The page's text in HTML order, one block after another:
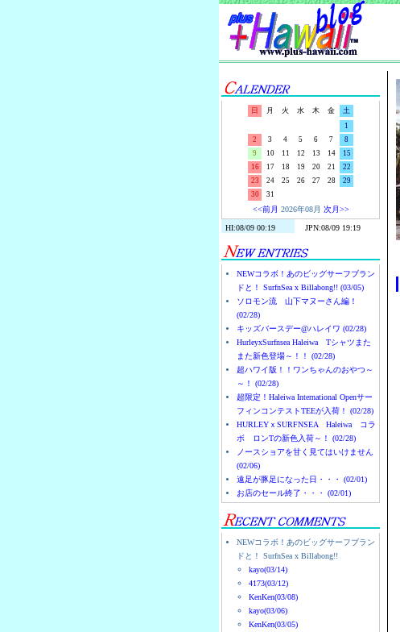
日 月 火 水 木 金
土
1
2
3 4 5 6 7
8
9
10 11 12 13 14
15
16
17 18 19 20 21
22
23
24 25 26 27 28
29
30
31
<<前月 2026年08月 次月>>
NEWコラボ！あのビッグサーフブラン
ドと！ SurfnSea x Billabong!! (03/05)
ソロモン流 山下マヌーさん編！
(02/28)
キッズバースデー@ハレイワ (02/28)
HurleyxSurfnsea Haleiwa Tシャツまた
また新色登場～！！ (02/28)
超ハワイ版！！ワンちゃんのおやつ～
～！ (02/28)
超限定！Haleiwa International Openサー
フィンコンテストTEEが入荷！ (02/28)
HURLEYｘSURFNSEA Haleiwa コラ
ボ ロンTの新色入荷～！ (02/28)
ノースショアを甘く見てはいけません
(02/06)
遠足が豚足になった日・・・ (02/01)
お店のセール終了・・・ (02/01)
NEWコラボ！あのビッグサーフブラン
ドと！ SurfnSea x Billabong!!
kayo(03/14)
4173(03/12)
KenKen(03/08)
kayo(03/06)
KenKen(03/05)